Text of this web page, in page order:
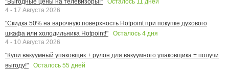
4 - 17 Августа 2026
"Скидка 50% на варочную поверхность Hotpoint при покупке духового
шкафа или холодильника Hotpoint!"
Осталось 4 дня
4 - 10 Августа 2026
"Купи вакуумный упаковщик + рулон для вакуумного упаковщика = получи
выгоду!"
Осталось 55 дней